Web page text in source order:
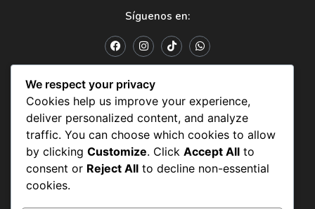
Síguenos en:
POLÍTICAS Y CONDICIONES
Políticas y condiciones
Política de datos personales
Politicas de uso
We respect your privacy
Cookies help us improve your experience,
deliver personalized content, and analyze
traffic. You can choose which cookies to allow
by clicking Customize. Click Accept All to
consent or Reject All to decline non-essential
cookies.